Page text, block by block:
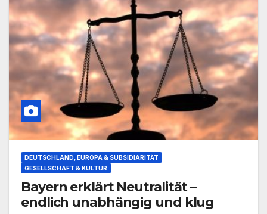
DEUTSCHLAND, EUROPA & SUBSIDIARITÄT
GESELLSCHAFT & KULTUR
Bayern erklärt Neutralität –
endlich unabhängig und klug